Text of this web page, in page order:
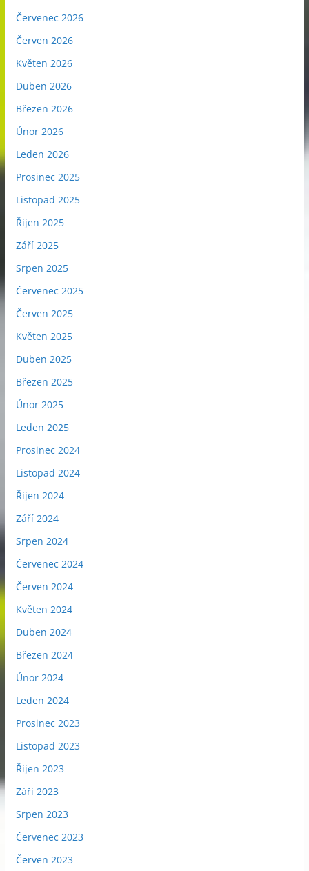
Červenec 2026
Červen 2026
Květen 2026
Duben 2026
Březen 2026
Únor 2026
Leden 2026
Prosinec 2025
Listopad 2025
Říjen 2025
Září 2025
Srpen 2025
Červenec 2025
Červen 2025
Květen 2025
Duben 2025
Březen 2025
Únor 2025
Leden 2025
Prosinec 2024
Listopad 2024
Říjen 2024
Září 2024
Srpen 2024
Červenec 2024
Červen 2024
Květen 2024
Duben 2024
Březen 2024
Únor 2024
Leden 2024
Prosinec 2023
Listopad 2023
Říjen 2023
Září 2023
Srpen 2023
Červenec 2023
Červen 2023